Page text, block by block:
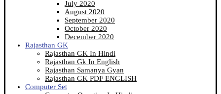
July 2020
August 2020
September 2020
October 2020
December 2020
Rajasthan GK
Rajasthan GK In Hindi
Rajasthan Gk In English
Rajasthan Samanya Gyan
Rajasthan GK PDF ENGLISH
Computer Set